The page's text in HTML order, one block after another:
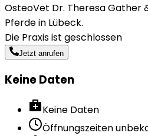
OsteoVet Dr. Theresa Gather
Pferde in Lübeck.
Die Praxis ist geschlossen
Jetzt anrufen
Keine Daten
Keine Daten
Öffnungszeiten